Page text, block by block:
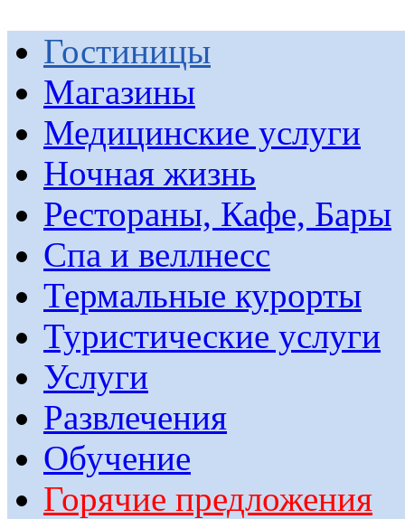
Гостиницы
Магазины
Медицинские услуги
Ночная жизнь
Рестораны, Кафе, Бары
Спа и веллнесс
Термальные курорты
Туристические услуги
Услуги
Развлечения
Обучение
Горячие предложения